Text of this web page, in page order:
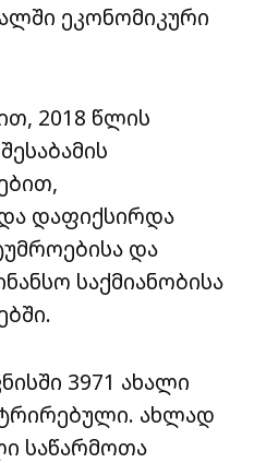
ეკონომიკური
2018 წლის
დაფიქსირდა
და
საქმიანობისა
3971 ახალი
ახლად
საწარმოთა